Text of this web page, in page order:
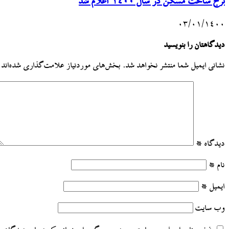
۰۳/۰۱/۱۴۰۰
دیدگاهتان را بنویسید
نشانی ایمیل شما منتشر نخواهد شد. بخش‌های موردنیاز علامت‌گذاری شده‌اند
دیدگاه *
نام *
ایمیل *
وب‌ سایت